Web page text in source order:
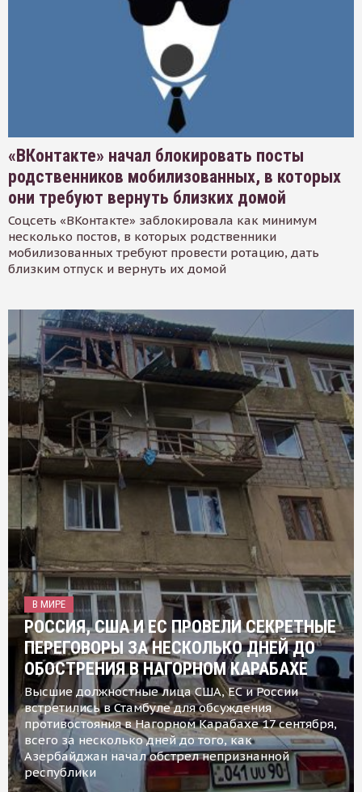
«ВКонтакте» начал блокировать посты
родственников мобилизованных, в которых
они требуют вернуть близких домой
Соцсеть «ВКонтакте» заблокировала как минимум
несколько постов, в которых родственники
мобилизованных требуют провести ротацию, дать
близким отпуск и вернуть их домой
В МИРЕ
РОССИЯ, США И ЕС ПРОВЕЛИ СЕКРЕТНЫЕ
ПЕРЕГОВОРЫ ЗА НЕСКОЛЬКО ДНЕЙ ДО
ОБОСТРЕНИЯ В НАГОРНОМ КАРАБАХЕ
Высшие должностные лица США, ЕС и России
встретились в Стамбуле для обсуждения
противостояния в Нагорном Карабахе 17 сентября,
всего за несколько дней до того, как
Азербайджан начал обстрел непризнанной
республики